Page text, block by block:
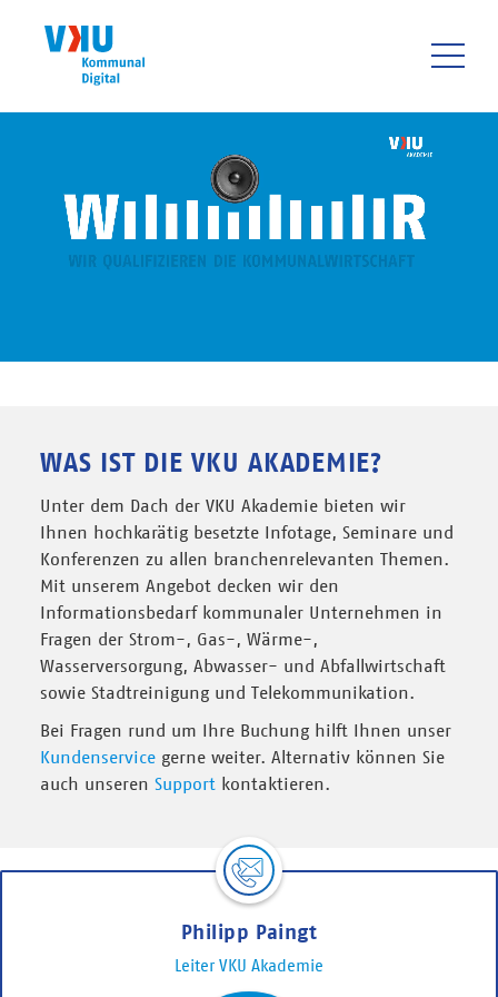
WAS IST DIE VKU AKADEMIE?
Unter dem Dach der VKU Akademie bieten wir
Ihnen hochkarätig besetzte Infotage, Seminare und
Konferenzen zu allen branchenrelevanten Themen.
Mit unserem Angebot decken wir den
Informationsbedarf kommunaler Unternehmen in
Fragen der Strom-, Gas-, Wärme-,
Wasserversorgung, Abwasser- und Abfallwirtschaft
sowie Stadtreinigung und Telekommunikation.
Bei Fragen rund um Ihre Buchung hilft Ihnen unser
Kundenservice gerne weiter. Alternativ können Sie
auch unseren Support kontaktieren.
Philipp Paingt
Leiter VKU Akademie